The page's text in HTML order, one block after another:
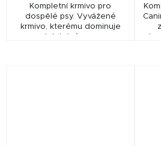
Kompletní krmivo pro
dospělé psy. Vyvážené
krmivo, kterému dominuje
neodolatelné maso ze